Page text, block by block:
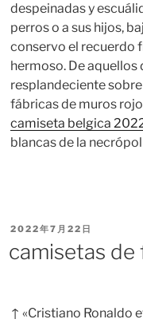
despeinadas y
perros o a sus hijos,
conservo el recuerdo
hermoso. De
resplandeciente
fábricas de muros
camiseta belgica
blancas de la
PUBLICADO
2022年7月22日
camisetas
↑ «Cristiano Ronaldo